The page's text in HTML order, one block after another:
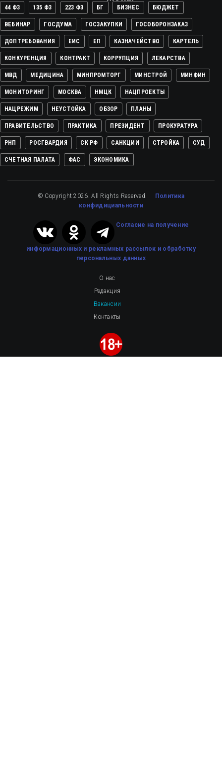
44 ФЗ 135 ФЗ 223 ФЗ БГ БИЗНЕС БЮДЖЕТ
ВЕБИНАР ГОСДУМА ГОСЗАКУПКИ ГОСОБОРОНЗАКАЗ
ДОПТРЕБОВАНИЯ ЕИС ЕП КАЗНАЧЕЙСТВО КАРТЕЛЬ
КОНКУРЕНЦИЯ КОНТРАКТ КОРРУПЦИЯ ЛЕКАРСТВА
МВД МЕДИЦИНА МИНПРОМТОРГ МИНСТРОЙ МИНФИН
МОНИТОРИНГ МОСКВА НМЦК НАЦПРОЕКТЫ
НАЦРЕЖИМ НЕУСТОЙКА ОБЗОР ПЛАНЫ
ПРАВИТЕЛЬСТВО ПРАКТИКА ПРЕЗИДЕНТ ПРОКУРАТУРА
РНП РОСГВАРДИЯ СК РФ САНКЦИИ СТРОЙКА СУД
СЧЕТНАЯ ПАЛАТА ФАС ЭКОНОМИКА
© Copyright 2026. All Rights Reserved.
Политика
конфидициальности
Cогласие на получение
информационных и рекламных рассылок и обработку
персональных данных
О нас
Редакция
Вакансии
Контакты